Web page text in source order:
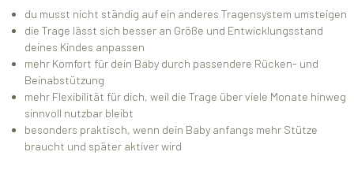
du musst nicht ständig auf ein anderes Tragensystem umsteigen
die Trage lässt sich besser an Größe und Entwicklungsstand
deines Kindes anpassen
mehr Komfort für dein Baby durch passendere Rücken- und
Beinabstützung
mehr Flexibilität für dich, weil die Trage über viele Monate hinweg
sinnvoll nutzbar bleibt
besonders praktisch, wenn dein Baby anfangs mehr Stütze
braucht und später aktiver wird